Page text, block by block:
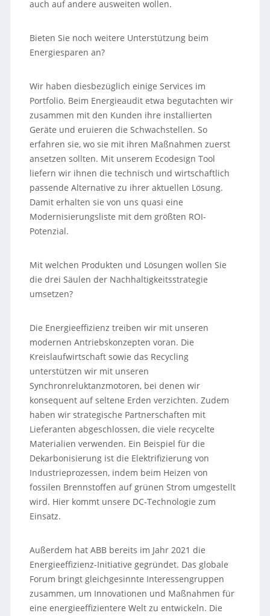
auch auf andere ausweiten wollen.
Bieten Sie noch weitere Unterstützung beim
Energiesparen an?
Wir haben diesbezüglich einige Services im
Portfolio. Beim Energieaudit etwa begutachten wir
zusammen mit den Kunden ihre installierten
Geräte und eruieren die Schwachstellen. So
erfahren sie, wo sie mit ihren Maßnahmen zuerst
ansetzen sollten. Mit unserem Ecodesign Tool
liefern wir ihnen die technisch und wirtschaftlich
passende Alternative zu ihrer aktuellen Lösung.
Damit erhalten sie von uns quasi eine
Modernisierungsliste mit dem größten ROI-
Potenzial.
Mit welchen Produkten und Lösungen wollen Sie
die drei Säulen der Nachhaltigkeitsstrategie
umsetzen?
Die Energieeffizienz treiben wir mit unseren
modernen Antriebskonzepten voran. Die
Kreislaufwirtschaft sowie das Recycling
unterstützen wir mit unseren
Synchronreluktanzmotoren, bei denen wir
konsequent auf seltene Erden verzichten. Zudem
haben wir strategische Partnerschaften mit
Lieferanten abgeschlossen, die viele recycelte
Materialien verwenden. Ein Beispiel für die
Dekarbonisierung ist die Elektrifizierung von
Industrieprozessen, indem beim Heizen von
fossilen Brennstoffen auf grünen Strom umgestellt
wird. Hier kommt unsere DC-Technologie zum
Einsatz.
Außerdem hat ABB bereits im Jahr 2021 die
Energieeffizienz-Initiative gegründet. Das globale
Forum bringt gleichgesinnte Interessengruppen
zusammen, um Innovationen und Maßnahmen für
eine energieeffizientere Welt zu entwickeln. Die